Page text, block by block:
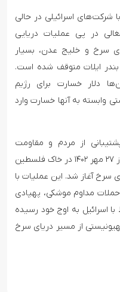
اسرائیلی در حالی
در پی عملیات دریایی
سرخ و خلیج عدن، بسیار
ایلات متوقف شده است.
دلار خسارت برای رژیم
وابسته به آنها خسارت وارد
از مردم و مقاومت
فلسطین در نبرد با رژیم صهیونیستی، از ۲۷ مهر ۱۴۰۲ در خاک فلسطین
سرخ آغاز شد. این عملیات با
مداوم موشکی، پهپادی
کشتی مرتبط با اسرائیل به اوج خود رسیده
از مسیر دریای سرخ